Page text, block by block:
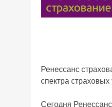
Ренессанс
спектра страховых
Сегодня